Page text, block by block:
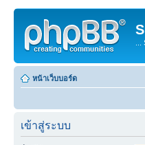
หน้าเว็บบอร์ด
เข้าสู่ระบบ